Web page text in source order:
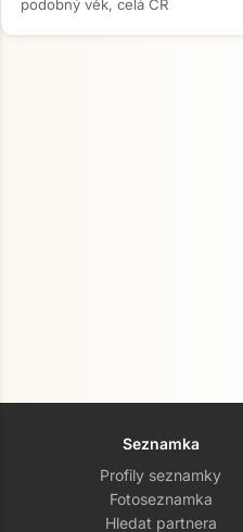
podobný věk, celá ČR
Seznamka
Profily seznamky
Fotoseznamka
Hledat partnera